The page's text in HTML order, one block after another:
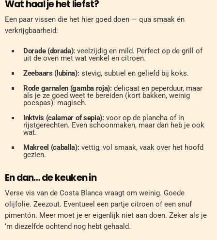
Wat haal je het liefst?
Een paar vissen die het hier goed doen — qua smaak én
verkrijgbaarheid:
Dorade (dorada): veelzijdig en mild. Perfect op de grill of
uit de oven met wat venkel en citroen.
Zeebaars (lubina):stevig, subtiel en geliefd bij koks.
Rode garnalen (gamba roja):delicaat en peperduur, maar
als je ze goed weet te bereiden (kort bakken, weinig
poespas): magisch.
Inktvis (calamar of sepia):voor op de plancha of in
rijstgerechten. Even schoonmaken, maar dan heb je ook
wat.
Makreel (caballa):vettig, vol smaak, vaak over het hoofd
gezien.
En dan… de keuken in
Verse vis van de Costa Blanca vraagt om weinig. Goede
olijfolie. Zeezout. Eventueel een partje citroen of een snuf
pimentón. Meer moet je er eigenlijk niet aan doen. Zeker als je
‘m diezelfde ochtend nog hebt gehaald.